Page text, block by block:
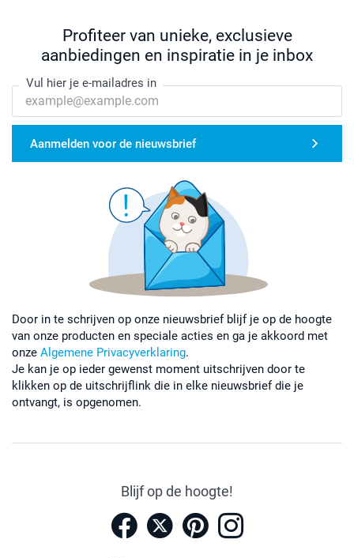
Profiteer van unieke, exclusieve
aanbiedingen en inspiratie in je inbox
Vul hier je e-mailadres in
Aanmelden voor de nieuwsbrief
Door in te schrijven op onze nieuwsbrief blijf je op de hoogte
van onze producten en speciale acties en ga je akkoord met
onze Algemene Privacyverklaring.
Je kan je op ieder gewenst moment uitschrijven door te
klikken op de uitschrijflink die in elke nieuwsbrief die je
ontvangt, is opgenomen.
Blijf op de hoogte!